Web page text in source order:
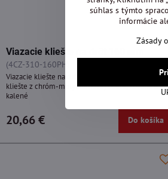
Viazacie kliešte na drôt 160 mm
(4CZ-310-160PH)
Viazacie kliešte na drôt 160 mm, armovacie
kliešte z chróm-molybdénovej ocele, kované a
kalené
20,66 € Do košíka
súhlas s týmto
informácie
Zásady